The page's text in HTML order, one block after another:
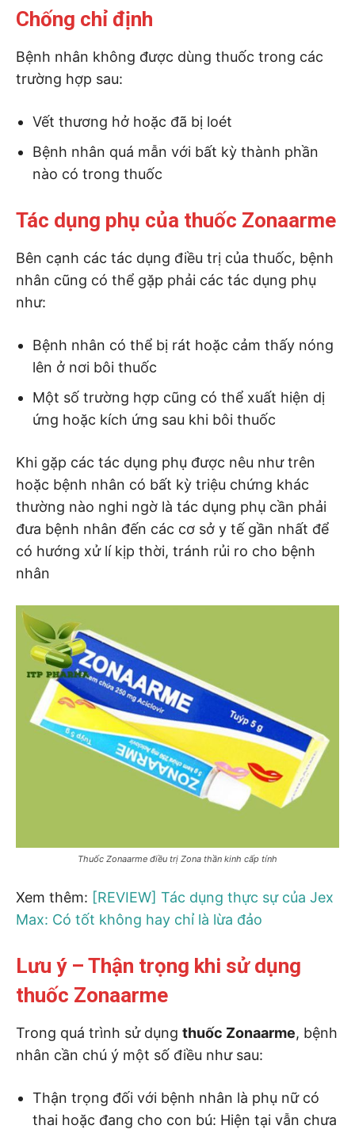
Chống chỉ định
Bệnh nhân không được dùng thuốc trong các
trường hợp sau:
Vết thương hở hoặc đã bị loét
Bệnh nhân quá mẫn với bất kỳ thành phần
nào có trong thuốc
Tác dụng phụ của thuốc Zonaarme
Bên cạnh các tác dụng điều trị của thuốc, bệnh
nhân cũng có thể gặp phải các tác dụng phụ
như:
Bệnh nhân có thể bị rát hoặc cảm thấy nóng
lên ở nơi bôi thuốc
Một số trường hợp cũng có thể xuất hiện dị
ứng hoặc kích ứng sau khi bôi thuốc
Khi gặp các tác dụng phụ được nêu như trên
hoặc bệnh nhân có bất kỳ triệu chứng khác
thường nào nghi ngờ là tác dụng phụ cần phải
đưa bệnh nhân đến các cơ sở y tế gần nhất để
có hướng xử lí kịp thời, tránh rủi ro cho bệnh
nhân
Thuốc Zonaarme điều trị Zona thần kinh cấp tính
Xem thêm: [REVIEW] Tác dụng thực sự của Jex
Max: Có tốt không hay chỉ là lừa đảo
Lưu ý – Thận trọng khi sử dụng
thuốc Zonaarme
Trong quá trình sử dụng thuốc Zonaarme, bệnh
nhân cần chú ý một số điều như sau:
Thận trọng đối với bệnh nhân là phụ nữ có
thai hoặc đang cho con bú: Hiện tại vẫn chưa